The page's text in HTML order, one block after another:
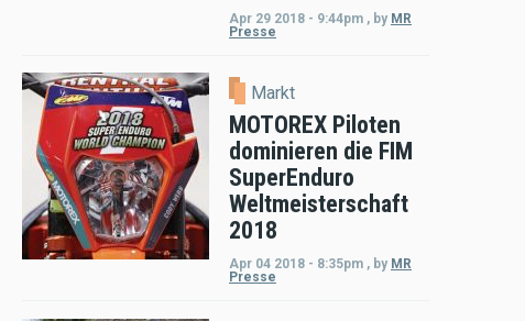
Apr 29 2018 - 9:44pm , by MR
Presse
Markt
MOTOREX Piloten
dominieren die FIM
SuperEnduro
Weltmeisterschaft
2018
Apr 04 2018 - 8:35pm , by MR
Presse